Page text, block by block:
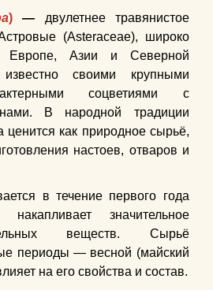
)— двулетнее травянистое
(Asteraceae), широко
Европе, Азии и Северной
своими крупными
соцветиями с
В народной традиции
ценится как природное сырьё,
настоев, отваров и
в течение первого года
значительное
веществ. Сырьё
периоды — весной (майский
на его свойства и состав.